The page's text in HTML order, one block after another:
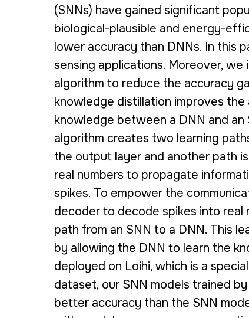
(SNNs) have gained significant
biological-plausible and energy-
lower accuracy than DNNs. In this
sensing applications. Moreover,
algorithm to reduce the accuracy
knowledge distillation improves
knowledge between a DNN and
algorithm creates two learning
the output layer and another path
real numbers to propagate
spikes. To empower the
decoder to decode spikes into real
path from an SNN to a DNN. This
by allowing the DNN to learn the
deployed on Loihi, which is a
dataset, our SNN models trained
better accuracy than the SNN